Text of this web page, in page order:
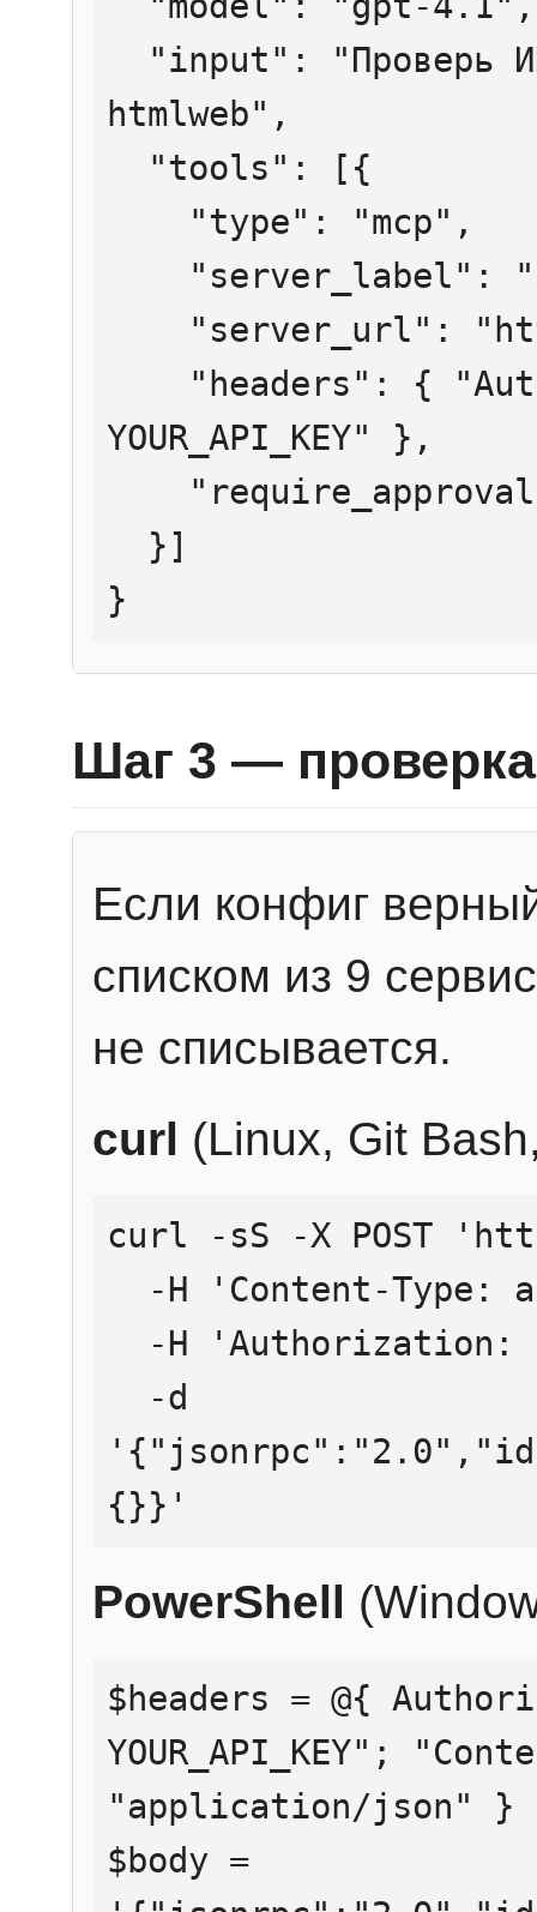
htmlweb",
YOUR_API_KEY" },
}
Шаг 3 — проверка
Если конфиг
списком из 9
не списывается.
curl (Linux, Git
curl -sS -X POST
{}}'
PowerShell
$headers = @{
YOUR_API_KEY";
"application/json" }
$body =